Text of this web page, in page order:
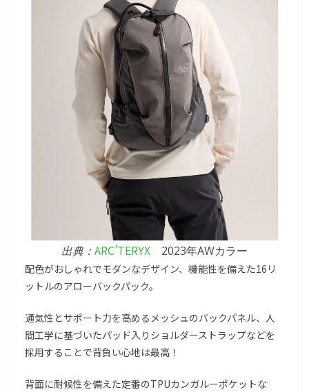
出典： ARC’TERYX 2023年AWカラー
配色がおしゃれでモダンなデザイン、機能性を備えた16リ
ットルのアローバックパック。
通気性とサポート力を高めるメッシュのバックパネル、人
間工学に基づいたパッド入りショルダーストラップなどを
採用することで背負い心地は最高！
背面に耐候性を備えた定番のTPUカンガルーポケットな